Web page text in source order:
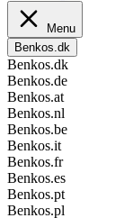
Menu
Benkos.dk
Benkos.dk
Benkos.de
Benkos.at
Benkos.nl
Benkos.be
Benkos.it
Benkos.fr
Benkos.es
Benkos.pt
Benkos.pl